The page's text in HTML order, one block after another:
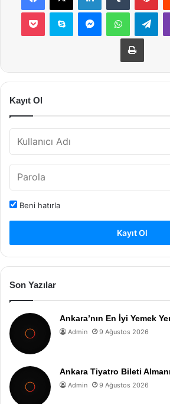
Pocket Skype MessengerWhatsApp
Yazdır
Kayıt Ol
Beni hatırla
Kayıt Ol
Son Yazılar
Ankara’nın En İyi Yemek
Admin 9 Ağustos 2026
Ankara Tiyatro Bileti
Admin 9 Ağustos 2026